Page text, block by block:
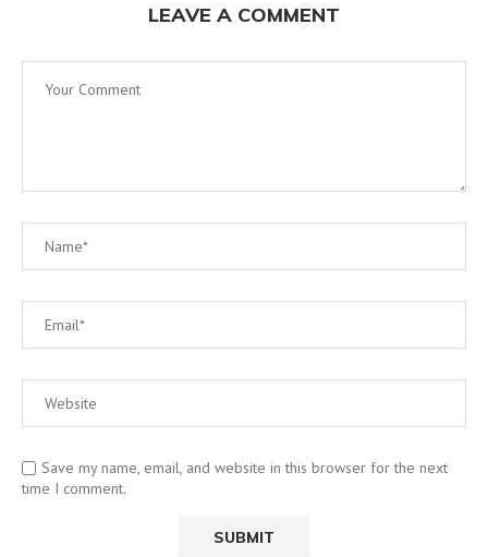
LEAVE A COMMENT
Save my name, email, and website in this browser for the next
time I comment.